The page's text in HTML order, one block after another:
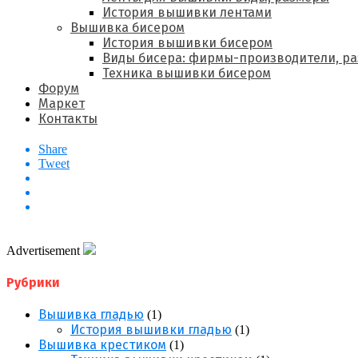
История вышивки лентами
Вышивка бисером
История вышивки бисером
Виды бисера: фирмы-производители,
Техника вышивки бисером
Форум
Маркет
Контакты
Share
Tweet
Advertisement
Рубрики
Вышивка гладью (1)
История вышивки гладью (1)
Вышивка крестиком (1)